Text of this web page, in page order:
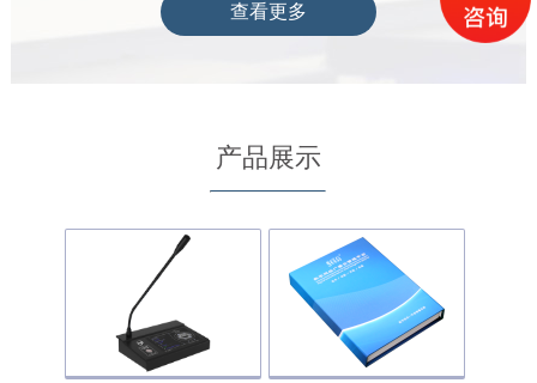
查看更多
产品展示